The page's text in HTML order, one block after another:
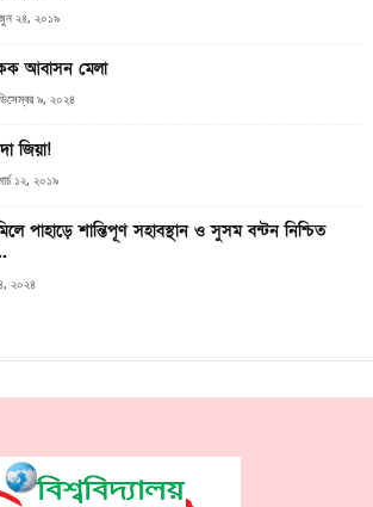
২৪, ২০১৯
আবাসন মেলা
৯, ২০২৪
জিয়া!
১২, ২০১৯
পাহাড়ে শান্তিপূণ সহাবস্থান ও সুসম বন্টন নিশ্চিত
২০২৪